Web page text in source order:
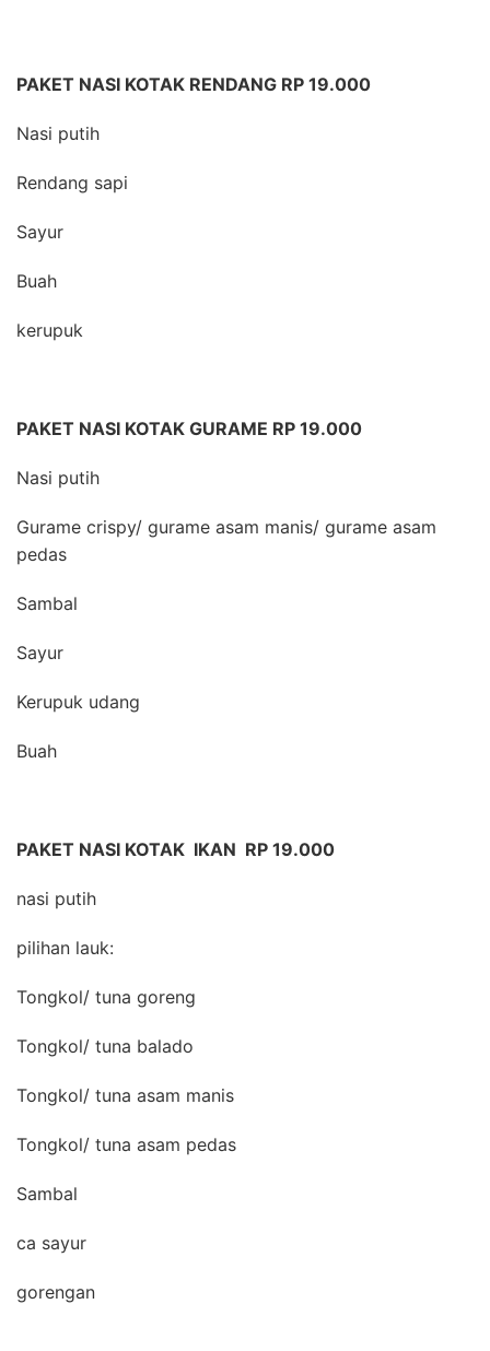
PAKET NASI KOTAK RENDANG RP 19.000
Nasi putih
Rendang sapi
Sayur
Buah
kerupuk
PAKET NASI KOTAK GURAME RP 19.000
Nasi putih
Gurame crispy/ gurame asam manis/ gurame asam
pedas
Sambal
Sayur
Kerupuk udang
Buah
PAKET NASI KOTAK IKAN RP 19.000
nasi putih
pilihan lauk:
Tongkol/ tuna goreng
Tongkol/ tuna balado
Tongkol/ tuna asam manis
Tongkol/ tuna asam pedas
Sambal
ca sayur
gorengan